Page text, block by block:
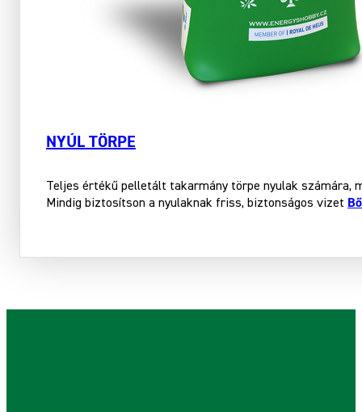
NYÚL TÖRPE
Teljes értékű pelletált takarmány törpe nyulak számára,
Mindig biztosítson a nyulaknak friss, biztonságos vizet